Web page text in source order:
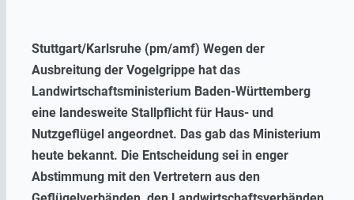
Stuttgart/Karlsruhe (pm/amf) Wegen der
Ausbreitung der Vogelgrippe hat das
Landwirtschaftsministerium Baden-Württemberg
eine landesweite Stallpflicht für Haus- und
Nutzgeflügel angeordnet. Das gab das Ministerium
heute bekannt. Die Entscheidung sei in enger
Abstimmung mit den Vertretern aus den